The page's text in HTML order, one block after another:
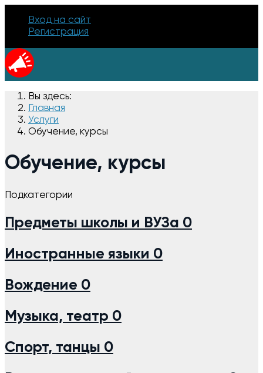
Вход на сайт
Регистрация
Вы здесь:
Главная
Услуги
Обучение, курсы
Обучение, курсы
Подкатегории
Предметы школы и ВУЗа 0
Иностранные языки 0
Вождение 0
Музыка, театр 0
Спорт, танцы 0